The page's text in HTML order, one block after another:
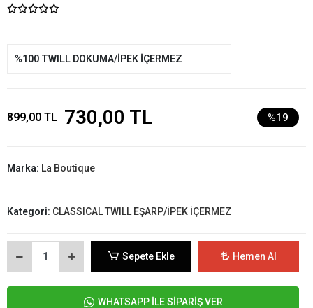
%100 TWILL DOKUMA/İPEK İÇERMEZ
899,00 TL 730,00 TL %19
Marka: La Boutique
Kategori: CLASSICAL TWILL EŞARP/İPEK İÇERMEZ
Sepete Ekle Hemen Al
WHATSAPP İLE SİPARİŞ VER